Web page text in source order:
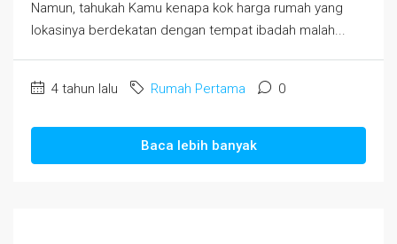
Namun, tahukah Kamu kenapa kok harga rumah yang
lokasinya berdekatan dengan tempat ibadah malah...
4 tahun lalu Rumah Pertama 0
Baca lebih banyak